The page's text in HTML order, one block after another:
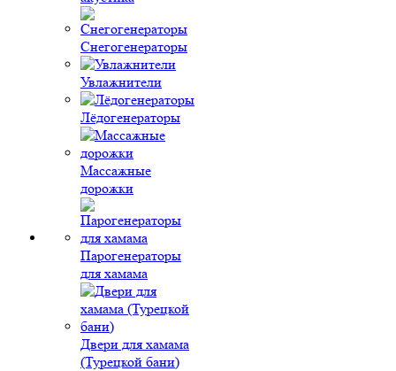
Снегогенераторы
Увлажнители
Лёдогенераторы
Массажные
дорожки
Парогенераторы
для хамама
Двери для хамама
(Турецкой бани)